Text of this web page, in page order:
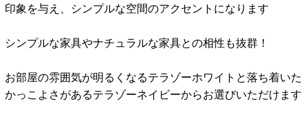
印象を与え、シンプルな空間のアクセントになります
シンプルな家具やナチュラルな家具との相性も抜群！
お部屋の雰囲気が明るくなるテラゾーホワイトと落ち着いた
かっこよさがあるテラゾーネイビーからお選びいただけます